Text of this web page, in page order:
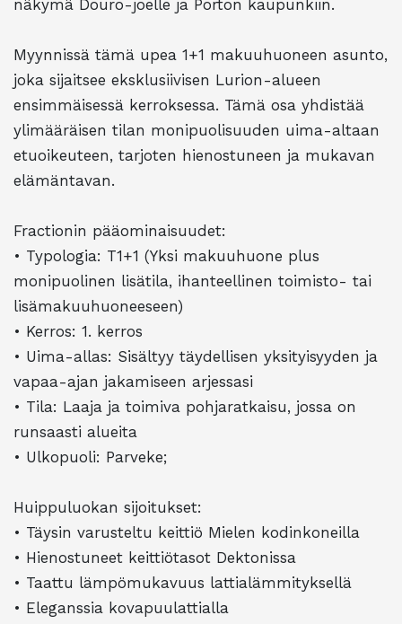
näkymä Douro-joelle ja Porton kaupunkiin.
Myynnissä tämä upea 1+1 makuuhuoneen asunto,
joka sijaitsee eksklusiivisen Lurion-alueen
ensimmäisessä kerroksessa. Tämä osa yhdistää
ylimääräisen tilan monipuolisuuden uima-altaan
etuoikeuteen, tarjoten hienostuneen ja mukavan
elämäntavan.
Fractionin pääominaisuudet:
• Typologia: T1+1 (Yksi makuuhuone plus
monipuolinen lisätila, ihanteellinen toimisto- tai
lisämakuuhuoneeseen)
• Kerros: 1. kerros
• Uima-allas: Sisältyy täydellisen yksityisyyden ja
vapaa-ajan jakamiseen arjessasi
• Tila: Laaja ja toimiva pohjaratkaisu, jossa on
runsaasti alueita
• Ulkopuoli: Parveke;
Huippuluokan sijoitukset:
• Täysin varusteltu keittiö Mielen kodinkoneilla
• Hienostuneet keittiötasot Dektonissa
• Taattu lämpömukavuus lattialämmityksellä
• Eleganssia kovapuulattialla